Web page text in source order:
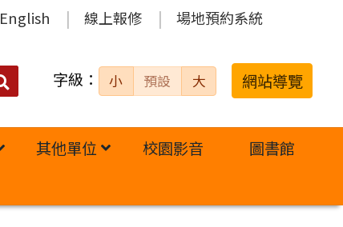
English 線上報修 場地預約系統
搜
字級： 小 預設 大 網站導覽
其他單位 校園影音
圖書館